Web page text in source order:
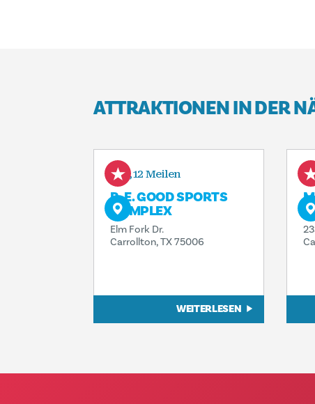
ATTRAKTIONEN IN DER
1,12 Meilen
R. E. GOOD SPORTS
COMPLEX
Elm Fork Dr.
Carrollton, TX 75006
WEITERLESEN